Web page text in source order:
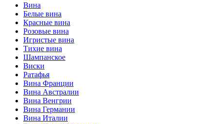
Вина
Белые вина
Красные вина
Розовые вина
Игристые вина
Тихие вина
Шампанское
Виски
Ратафья
Вина Франции
Вина Австралии
Вина Венгрии
Вина Германии
Вина Италии